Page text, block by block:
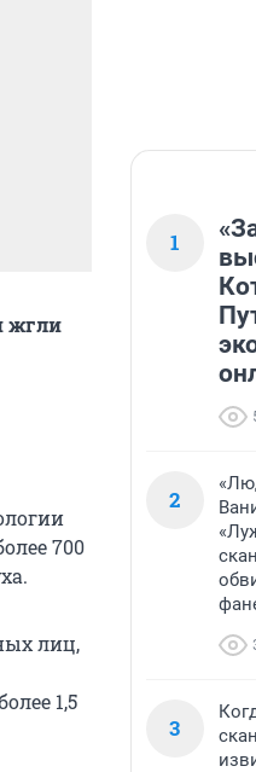
жгли
700
лиц,
1,5
1
2
3